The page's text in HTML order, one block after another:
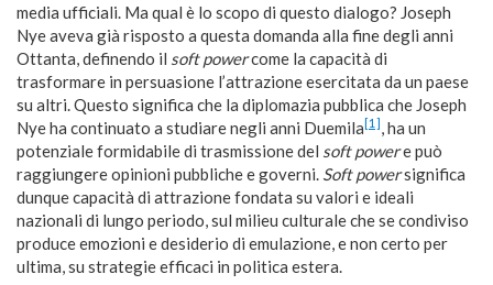
media ufficiali. Ma qual è lo scopo di questo dialogo? Joseph
Nye aveva già risposto a questa domanda alla fine degli anni
Ottanta, definendo il soft powercome la capacità di
trasformare in persuasione l’attrazione esercitata da un paese
su altri. Questo significa che la diplomazia pubblica che Joseph
Nye ha continuato a studiare negli anni Duemila[1], ha un
potenziale formidabile di trasmissione del soft powere può
raggiungere opinioni pubbliche e governi. Soft powersignifica
dunque capacità di attrazione fondata su valori e ideali
nazionali di lungo periodo, sul milieu culturale che se condiviso
produce emozioni e desiderio di emulazione, e non certo per
ultima, su strategie efficaci in politica estera.